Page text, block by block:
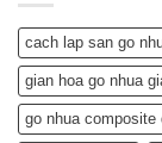
cach lap san go
gian hoa go nhua
go nhua composite